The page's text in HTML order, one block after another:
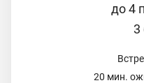
до 4
3
20 мин.